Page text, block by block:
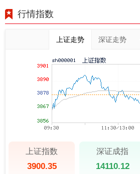
行情指数
上证走势 深证走势
上证指数
3900.35
深证成指
14110.12